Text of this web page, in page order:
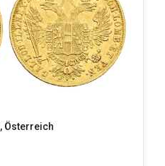
, Österreich